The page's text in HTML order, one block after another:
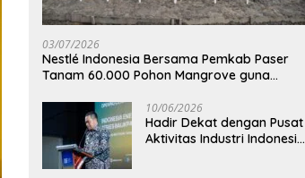
03/07/2026
Nestlé Indonesia Bersama Pemkab Paser
Tanam 60.000 Pohon Mangrove guna
10/06/2026
Hadir Dekat dengan Pusat
Aktivitas Industri Indonesia